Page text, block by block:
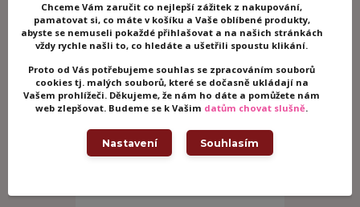
Kreativní hračky
Mozaiky
Třpytivé tvoření
Djeco
Chceme Vám zaručit co nejlepší zážitek z nakupování,
pamatovat si, co máte v košíku a Vaše oblíbené produkty,
abyste se nemuseli pokaždé přihlašovat a na našich stránkách
vždy rychle našli to, co hledáte a ušetřili spoustu klikání.
Proto od Vás potřebujeme souhlas se zpracováním souborů
cookies tj. malých souborů, které se dočasně ukládají na
Vašem prohlížeči. Děkujeme, že nám ho dáte a pomůžete nám
web zlepšovat. Budeme se k Vašim datům chovat slušně.
Nastavení Souhlasím